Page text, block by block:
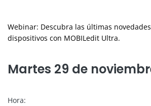
Webinar: Descubra las últimas
dispositivos con MOBILedit Ultra.
Martes 29 de
Hora: